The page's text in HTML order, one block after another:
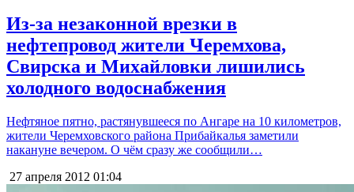
Из-за незаконной врезки в
нефтепровод жители Черемхова,
Свирска и Михайловки лишились
холодного водоснабжения
Нефтяное пятно, растянувшееся по Ангаре на 10 километров,
жители Черемховского района Прибайкалья заметили
накануне вечером. О чём сразу же сообщили…
27 апреля 2012 01:04